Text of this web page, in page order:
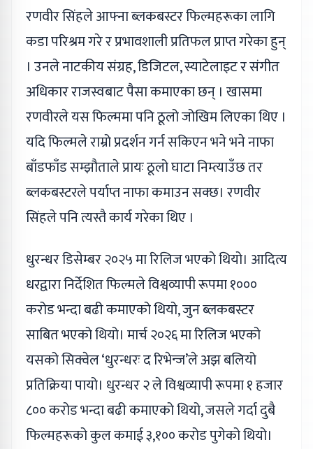
रणवीर सिंहले आफ्ना ब्लकबस्टर फिल्महरूका लागि
कडा परिश्रम गरे र प्रभावशाली प्रतिफल प्राप्त गरेका हुन्
। उनले नाटकीय संग्रह, डिजिटल, स्याटेलाइट र संगीत
अधिकार राजस्वबाट पैसा कमाएका छन् । खासमा
रणवीरले यस फिल्ममा पनि ठूलो जोखिम लिएका थिए ।
यदि फिल्मले राम्रो प्रदर्शन गर्न सकिएन भने भने नाफा
बाँडफाँड सम्झौताले प्रायः ठूलो घाटा निम्त्याउँछ तर
ब्लकबस्टरले पर्याप्त नाफा कमाउन सक्छ। रणवीर
सिंहले पनि त्यस्तै कार्य गरेका थिए ।
धुरन्धर डिसेम्बर २०२५ मा रिलिज भएको थियो। आदित्य
धरद्वारा निर्देशित फिल्मले विश्वव्यापी रूपमा १०००
करोड भन्दा बढी कमाएको थियो, जुन ब्लकबस्टर
साबित भएको थियो। मार्च २०२६ मा रिलिज भएको
यसको सिक्वेल ‘धुरन्धरः द रिभेन्ज’ले अझ बलियो
प्रतिक्रिया पायो। धुरन्धर २ ले विश्वव्यापी रूपमा १ हजार
८०० करोड भन्दा बढी कमाएको थियो, जसले गर्दा दुबै
फिल्महरूको कुल कमाई ३,१०० करोड पुगेको थियो।